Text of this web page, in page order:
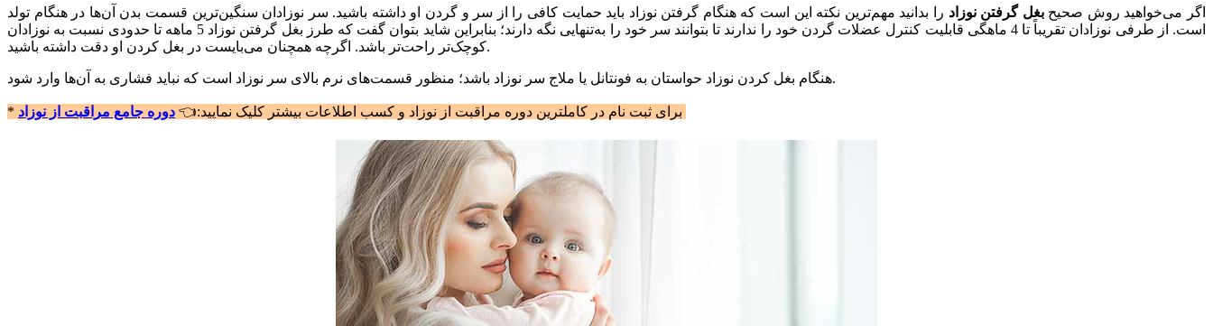
اگر می‌خواهید روش صحیحبغل گرفتن نوزاد را بدانید مهم‌ترین نکته این است که هنگام گرفتن نوزاد باید حمایت کافی را از سر و گردن او داشته باشید. سر نوزادان سنگین‌ترین قسمت بدن آن‌ها در هنگام تولد
است. از طرفی نوزادان تقریباً تا 4 ماهگی قابلیت کنترل عضلات گردن خود را ندارند تا بتوانند سر خود را به‌تنهایی نگه دارند؛ بنابراین شاید بتوان گفت که طرز بغل گرفتن نوزاد 5 ماهه تا حدودی نسبت به نوزادان
کوچک‌تر راحت‌تر باشد. اگرچه همچنان می‌بایست در بغل کردن او دقت داشته باشید.
هنگام بغل کردن نوزاد حواستان به فونتانل یا ملاج سر نوزاد باشد؛ منظور قسمت‌های نرم بالای سر نوزاد است که نباید فشاری به آن‌ها وارد شود.
* برای ثبت نام در کاملترین دوره مراقبت از نوزاد و کسب اطلاعات بیشتر کلیک نمایید:👈 دوره جامع مراقبت از نوزاد